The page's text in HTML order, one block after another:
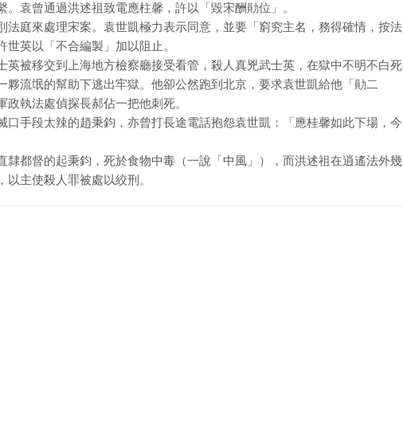
袁曾通過洪述祖致電應柱馨，許以「毀宋酬勛位」。
法庭來處理宋案。袁世凱極力表示同意，並要「窮究主名，務得確情，按法
英以「不合編製」加以阻止。
英被移交到上海地方檢察廳接受看管，殺人真兇武士英，在獄中不明不白死
夥流氓的幫助下逃出牢獄。他卻公然跑到北京，要求袁世凱給他「勛二
執法處偵探長郝佔一把他刺死。
口手段太辣的趙秉鈞，亦曾打長途電話抱怨袁世凱：「應桂馨如此下場，今
隸都督的起秉鈞，死於食物中毒（一說「中風」），而洪述祖在逍遙法外幾
主使殺人罪被處以絞刑。